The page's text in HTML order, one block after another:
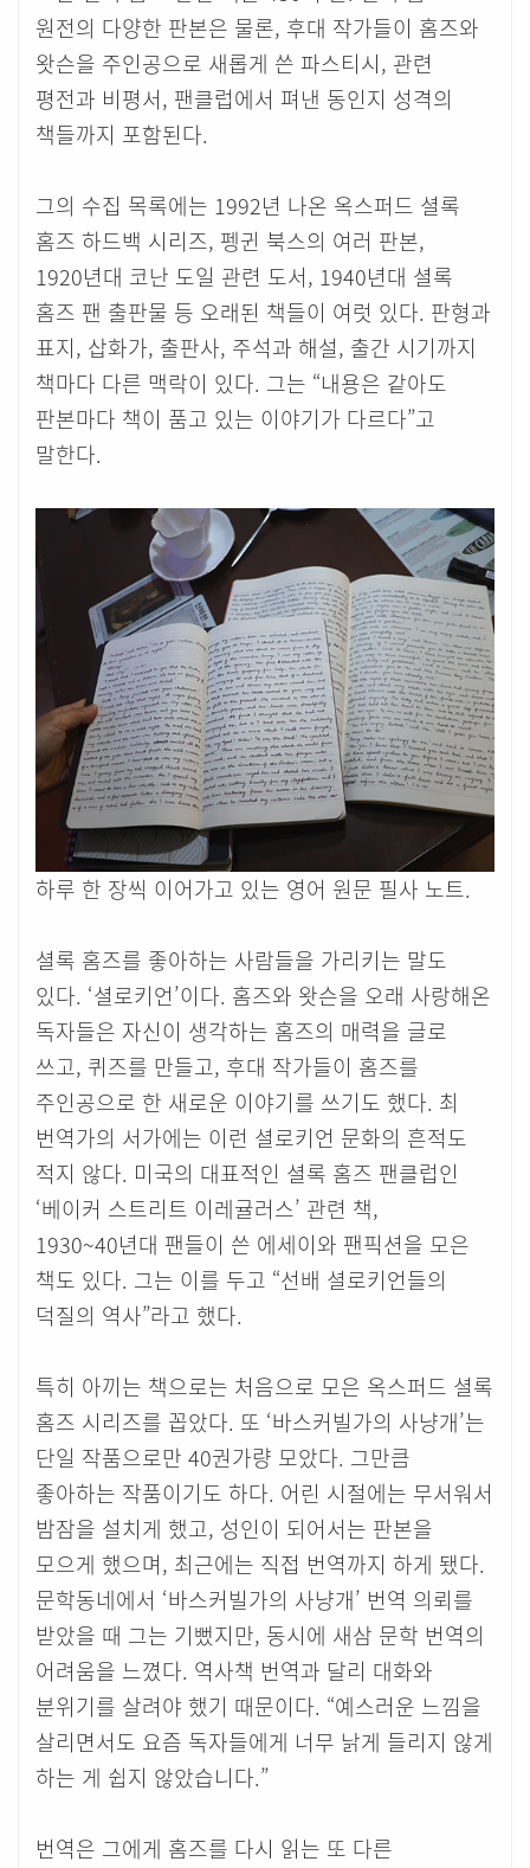
원전의 다양한 판본은 물론, 후대 작가들이 홈즈와
왓슨을 주인공으로 새롭게 쓴 파스티시, 관련
평전과 비평서, 팬클럽에서 펴낸 동인지 성격의
책들까지 포함된다.
그의 수집 목록에는 1992년 나온 옥스퍼드 셜록
홈즈 하드백 시리즈, 펭귄 북스의 여러 판본,
1920년대 코난 도일 관련 도서, 1940년대 셜록
홈즈 팬 출판물 등 오래된 책들이 여럿 있다. 판형과
표지, 삽화가, 출판사, 주석과 해설, 출간 시기까지
책마다 다른 맥락이 있다. 그는 “내용은 같아도
판본마다 책이 품고 있는 이야기가 다르다”고
말한다.
하루 한 장씩 이어가고 있는 영어 원문 필사 노트.
셜록 홈즈를 좋아하는 사람들을 가리키는 말도
있다. ‘셜로키언’이다. 홈즈와 왓슨을 오래 사랑해온
독자들은 자신이 생각하는 홈즈의 매력을 글로
쓰고, 퀴즈를 만들고, 후대 작가들이 홈즈를
주인공으로 한 새로운 이야기를 쓰기도 했다. 최
번역가의 서가에는 이런 셜로키언 문화의 흔적도
적지 않다. 미국의 대표적인 셜록 홈즈 팬클럽인
‘베이커 스트리트 이레귤러스’ 관련 책,
1930~40년대 팬들이 쓴 에세이와 팬픽션을 모은
책도 있다. 그는 이를 두고 “선배 셜로키언들의
덕질의 역사”라고 했다.
특히 아끼는 책으로는 처음으로 모은 옥스퍼드 셜록
홈즈 시리즈를 꼽았다. 또 ‘바스커빌가의 사냥개’는
단일 작품으로만 40권가량 모았다. 그만큼
좋아하는 작품이기도 하다. 어린 시절에는 무서워서
밤잠을 설치게 했고, 성인이 되어서는 판본을
모으게 했으며, 최근에는 직접 번역까지 하게 됐다.
문학동네에서 ‘바스커빌가의 사냥개’ 번역 의뢰를
받았을 때 그는 기뻤지만, 동시에 새삼 문학 번역의
어려움을 느꼈다. 역사책 번역과 달리 대화와
분위기를 살려야 했기 때문이다. “예스러운 느낌을
살리면서도 요즘 독자들에게 너무 낡게 들리지 않게
하는 게 쉽지 않았습니다.”
번역은 그에게 홈즈를 다시 읽는 또 다른